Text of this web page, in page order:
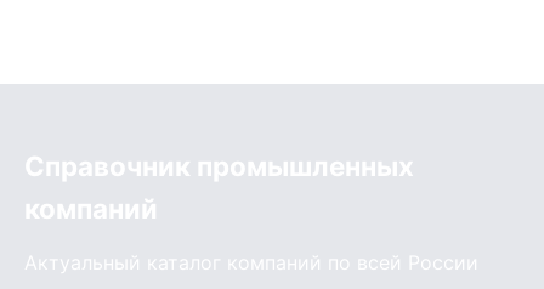
Справочник промышленных
компаний
Актуальный каталог компаний по всей России